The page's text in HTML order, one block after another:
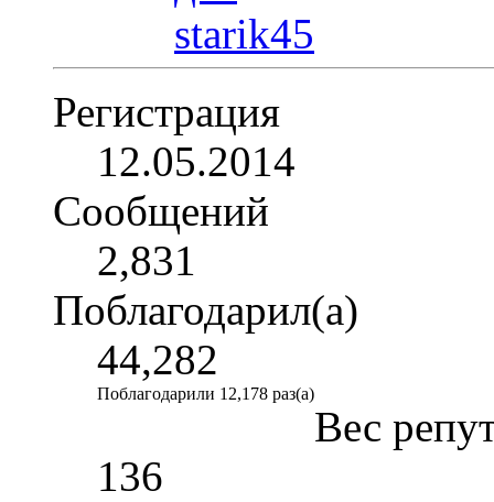
Регистрация
12.05.2014
Сообщений
2,831
Поблагодарил(а)
44,282
Поблагодарили 12,178 раз(а)
Вес
136